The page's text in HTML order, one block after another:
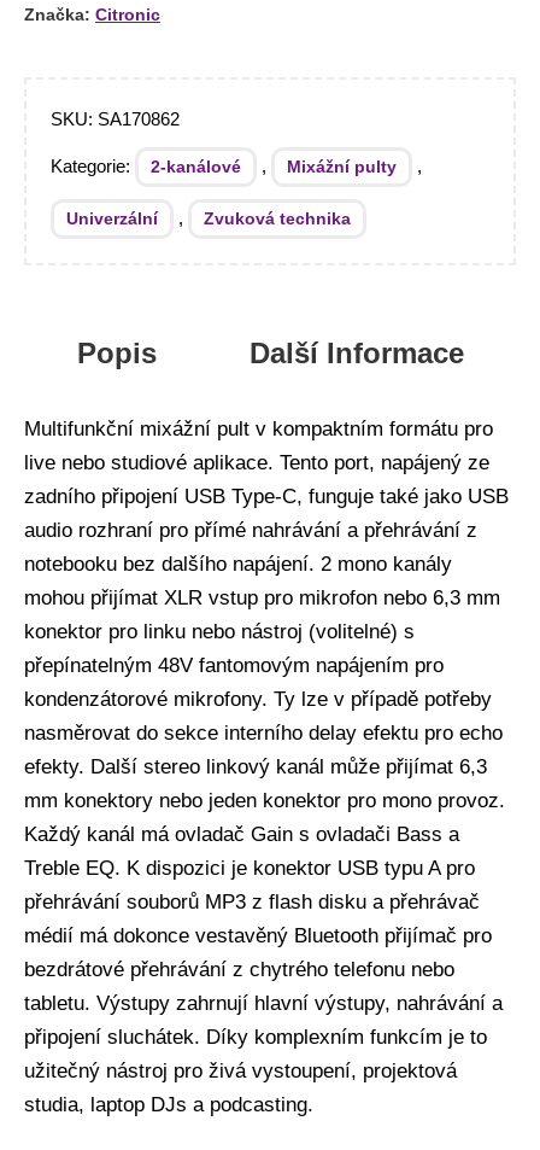
Značka: Citronic
SKU: SA170862
Kategorie: 2-kanálové , Mixážní pulty ,
Univerzální , Zvuková technika
Popis Další Informace
Multifunkční mixážní pult v kompaktním formátu pro
live nebo studiové aplikace. Tento port, napájený ze
zadního připojení USB Type-C, funguje také jako USB
audio rozhraní pro přímé nahrávání a přehrávání z
notebooku bez dalšího napájení. 2 mono kanály
mohou přijímat XLR vstup pro mikrofon nebo 6,3 mm
konektor pro linku nebo nástroj (volitelné) s
přepínatelným 48V fantomovým napájením pro
kondenzátorové mikrofony. Ty lze v případě potřeby
nasměrovat do sekce interního delay efektu pro echo
efekty. Další stereo linkový kanál může přijímat 6,3
mm konektory nebo jeden konektor pro mono provoz.
Každý kanál má ovladač Gain s ovladači Bass a
Treble EQ. K dispozici je konektor USB typu A pro
přehrávání souborů MP3 z flash disku a přehrávač
médií má dokonce vestavěný Bluetooth přijímač pro
bezdrátové přehrávání z chytrého telefonu nebo
tabletu. Výstupy zahrnují hlavní výstupy, nahrávání a
připojení sluchátek. Díky komplexním funkcím je to
užitečný nástroj pro živá vystoupení, projektová
studia, laptop DJs a podcasting.